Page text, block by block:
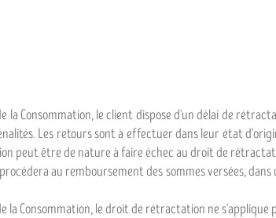
la Consommation, le client dispose d'un délai de
Les retours sont à effectuer dans leur état
peut être de nature à faire échec au droit de
au remboursement des sommes versées,
la Consommation, le droit de rétractation ne s'applique